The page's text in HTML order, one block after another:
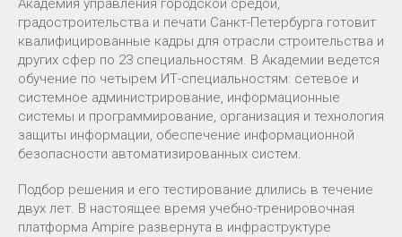
Академия управления городской средой,
градостроительства и печати Санкт-Петербурга готовит
квалифицированные кадры для отрасли строительства и
других сфер по 23 специальностям. В Академии ведется
обучение по четырем ИТ-специальностям: сетевое и
системное администрирование, информационные
системы и программирование, организация и технология
защиты информации, обеспечение информационной
безопасности автоматизированных систем.
Подбор решения и его тестирование длились в течение
двух лет. В настоящее время учебно-тренировочная
платформа Ampire развернута в инфраструктуре